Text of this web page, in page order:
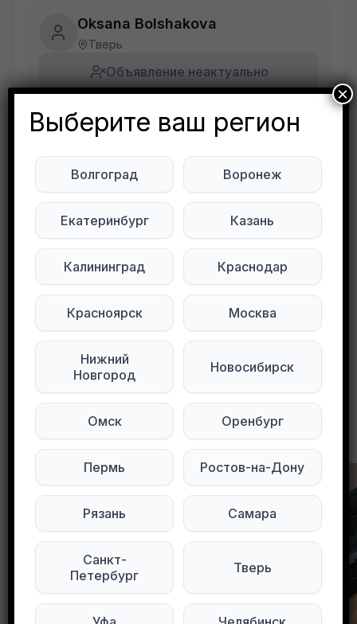
Oksana Bolshakova
Тверь
Объявление неактуально
Развернуть полностью
Подушка для малышей ортопедическая. Б/у 1
раз. Южный
Подписывайтесь на нас в социальных
сетях:
Мы в Telegram Мы в ВКонтакте
0
Другие объявления в этом городе
Выберите ваш регион
Волгоград Воронеж
Екатеринбург Казань
Калининград Краснодар
Красноярск Москва
Нижний
Новгород
Новосибирск
Омск Оренбург
Пермь Ростов-на-Дону
Рязань Самара
Санкт-
Петербург
Тверь
×